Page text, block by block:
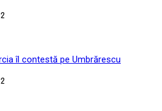
îl contestă pe Umbrărescu